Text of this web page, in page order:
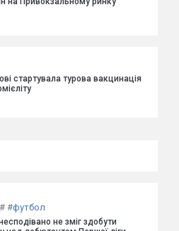
стартувала турова вакцинація
# #футбол
не зміг здобути